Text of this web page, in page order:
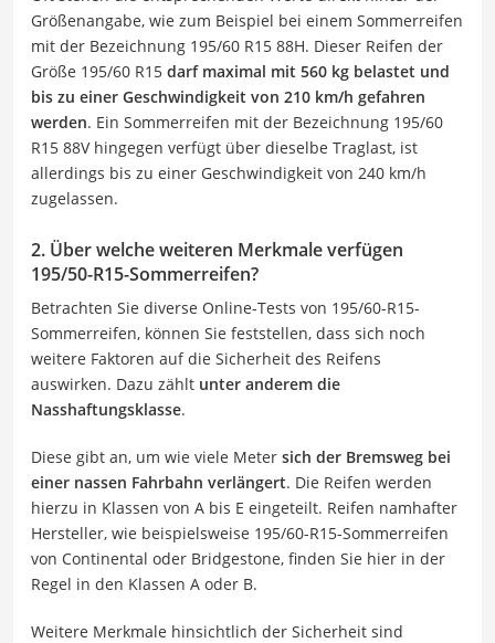
Größenangabe, wie zum Beispiel bei einem Sommerreifen
mit der Bezeichnung 195/60 R15 88H. Dieser Reifen der
Größe 195/60 R15 darf maximal mit 560 kg belastet und
bis zu einer Geschwindigkeit von 210 km/h gefahren
werden. Ein Sommerreifen mit der Bezeichnung 195/60
R15 88V hingegen verfügt über dieselbe Traglast, ist
allerdings bis zu einer Geschwindigkeit von 240 km/h
zugelassen.
2. Über welche weiteren Merkmale verfügen
195/50-R15-Sommerreifen?
Betrachten Sie diverse Online-Tests von 195/60-R15-
Sommerreifen, können Sie feststellen, dass sich noch
weitere Faktoren auf die Sicherheit des Reifens
auswirken. Dazu zählt unter anderem die
Nasshaftungsklasse.
Diese gibt an, um wie viele Meter sich der Bremsweg bei
einer nassen Fahrbahn verlängert. Die Reifen werden
hierzu in Klassen von A bis E eingeteilt. Reifen namhafter
Hersteller, wie beispielsweise 195/60-R15-Sommerreifen
von Continental oder Bridgestone, finden Sie hier in der
Regel in den Klassen A oder B.
Weitere Merkmale hinsichtlich der Sicherheit sind